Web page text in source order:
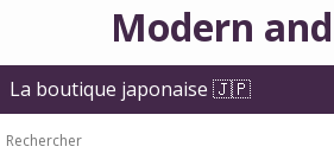
Modern
La boutique japonaise 🇯🇵